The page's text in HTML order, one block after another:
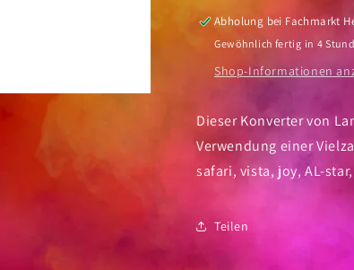
Abholung bei Fachmarkt
Gewöhnlich fertig in 4
Shop-Informationen
Dieser Konverter von
Verwendung einer
safari, vista, joy, AL-
Teilen